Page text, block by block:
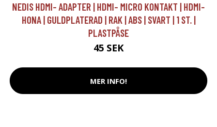
NEDIS HDMI- ADAPTER | HDMI- MICRO KONTAKT | HDMI-
HONA | GULDPLATERAD | RAK | ABS | SVART | 1 ST. |
PLASTPÅSE
45 SEK
MER INFO!